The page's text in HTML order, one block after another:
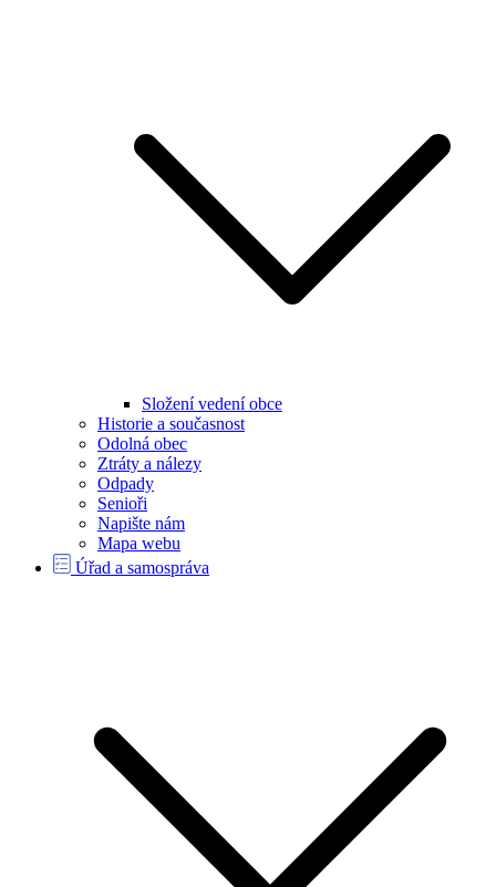
Složení vedení obce
Historie a současnost
Odolná obec
Ztráty a nálezy
Odpady
Senioři
Napište nám
Mapa webu
Úřad a samospráva